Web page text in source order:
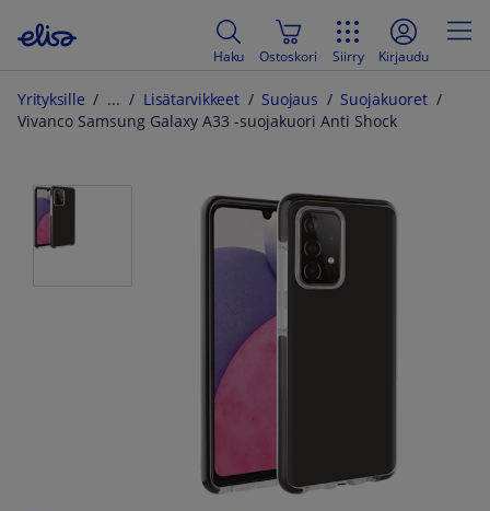
Haku Ostoskori Siirry Kirjaudu
Yrityksille Lisätarvikkeet Suojaus
Suojakuoret
Vivanco Samsung Galaxy A33 -suojakuori Anti Shock